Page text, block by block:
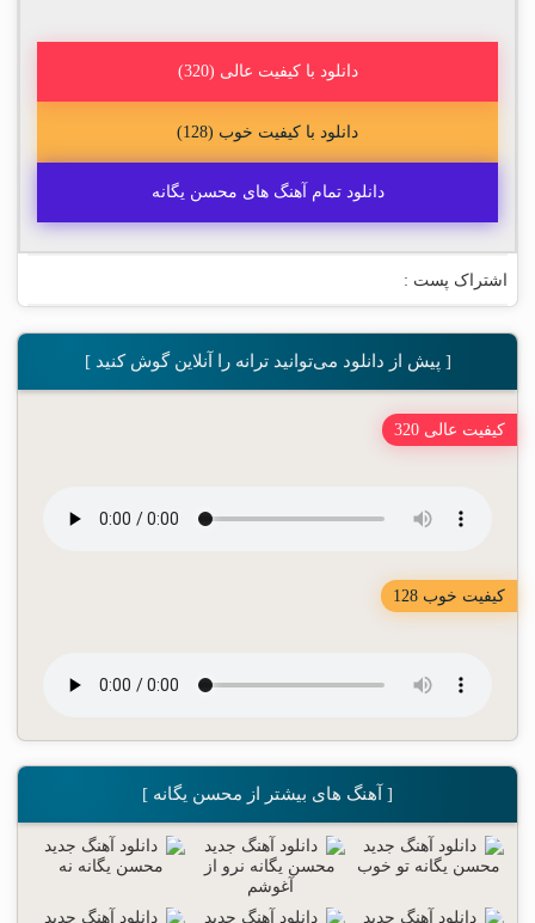
دانلود با کیفیت عالی (320)
دانلود با کیفیت خوب (128)
دانلود تمام آهنگ های محسن یگانه
اشتراک پست :
[ پیش از دانلود می‌توانید ترانه را آنلاین گوش کنید ]
کیفیت عالی 320
کیفیت خوب 128
[ آهنگ های بیشتر از محسن یگانه ]